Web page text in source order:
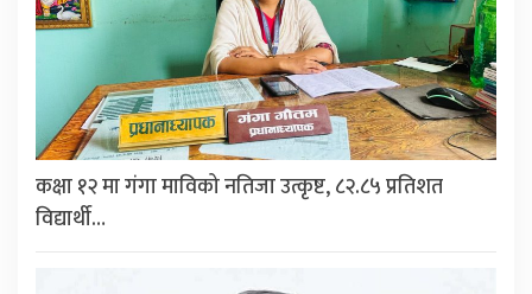
कक्षा १२ मा गंगा माविको नतिजा उत्कृष्ट, ८२.८५ प्रतिशत
विद्यार्थी…